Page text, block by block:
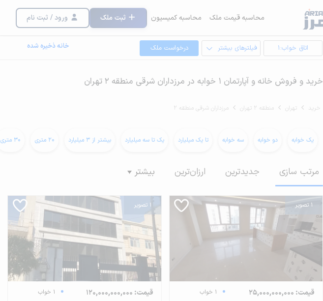
محاسبه قیمت ملک محاسبه کمیسیون ثبت ملک ورود / ثبت نام
اتاق خواب:1 فیلترهای بیشتر درخواست ملک خانه ذخیره شده
خرید و فروش خانه و آپارتمان 1 خوابه در مرزداران شرقی منطقه 2 تهران
خرید تهران منطقه 2 تهران مرزداران شرقی منطقه 2
یک خوابه دو خوابه سه خوابه تا یک میلیارد یک تا سه میلیارد بیشتر از 3 میلیارد 20 متری 30 متری
مرتب سازی جدیدترین ارزان‌ترین بیشتر
1 تصویر
قیمت: 25,000,000,000
1 خواب
1 تصویر
قیمت: 120,000,000,000
1 خواب